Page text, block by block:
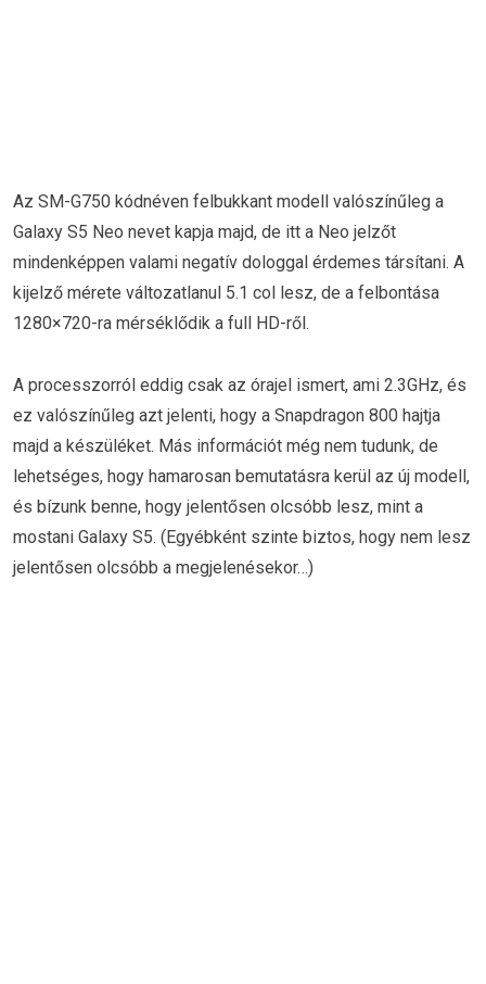
Az SM-G750 kódnéven felbukkant modell valószínűleg a
Galaxy S5 Neo nevet kapja majd, de itt a Neo jelzőt
mindenképpen valami negatív dologgal érdemes társítani. A
kijelző mérete változatlanul 5.1 col lesz, de a felbontása
1280×720-ra mérséklődik a full HD-ről.
A processzorról eddig csak az órajel ismert, ami 2.3GHz, és
ez valószínűleg azt jelenti, hogy a Snapdragon 800 hajtja
majd a készüléket. Más információt még nem tudunk, de
lehetséges, hogy hamarosan bemutatásra kerül az új modell,
és bízunk benne, hogy jelentősen olcsóbb lesz, mint a
mostani Galaxy S5. (Egyébként szinte biztos, hogy nem lesz
jelentősen olcsóbb a megjelenésekor…)